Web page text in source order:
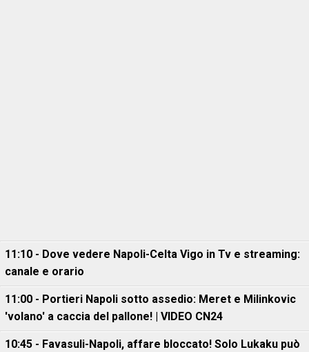
11:10 - Dove vedere Napoli-Celta Vigo in Tv e streaming:
canale e orario
11:00 - Portieri Napoli sotto assedio: Meret e Milinkovic
'volano' a caccia del pallone! | VIDEO CN24
10:45 - Favasuli-Napoli, affare bloccato! Solo Lukaku può